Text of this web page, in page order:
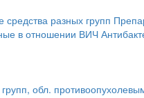
средства разных групп
в отношении ВИЧ
обл.